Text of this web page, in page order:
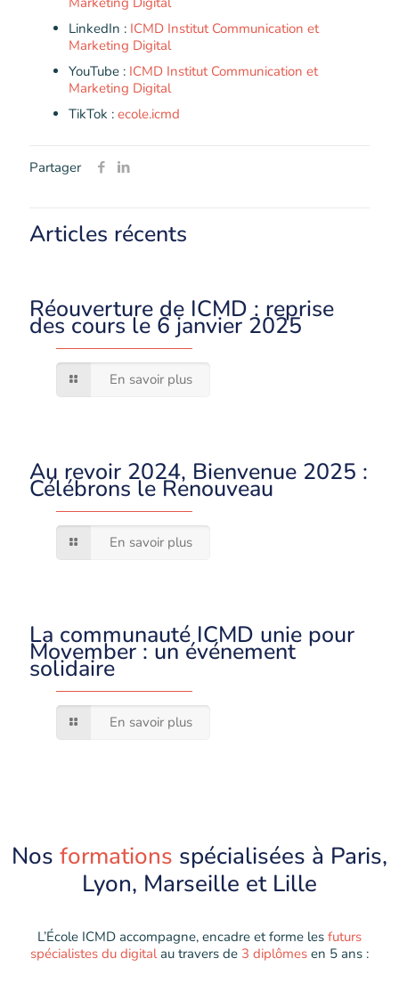
LinkedIn : ICMD Institut Communication et
Marketing Digital
YouTube : ICMD Institut Communication et
Marketing Digital
TikTok : ecole.icmd
Partager
Articles récents
Réouverture de ICMD : reprise
des cours le 6 janvier 2025
En savoir plus
Au revoir 2024, Bienvenue 2025 :
Célébrons le Renouveau
En savoir plus
La communauté ICMD unie pour
Movember : un événement
solidaire
En savoir plus
Nos formations spécialisées à Paris,
Lyon, Marseille et Lille
L’École ICMD accompagne, encadre et forme les futurs
spécialistes du digitalau travers de 3 diplômes en 5 ans :